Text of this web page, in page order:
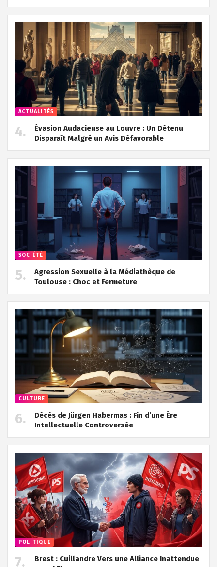
ACTUALITÉS
Évasion Audacieuse au Louvre : Un Détenu
Disparaît Malgré un Avis Défavorable
SOCIÉTÉ
Agression Sexuelle à la Médiathèque de
Toulouse : Choc et Fermeture
CULTURE
Décès de Jürgen Habermas : Fin d’une Ère
Intellectuelle Controversée
POLITIQUE
Brest : Cuillandre Vers une Alliance Inattendue